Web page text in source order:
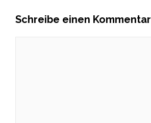
Schreibe einen Kommentar